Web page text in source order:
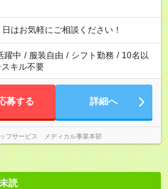
お気軽にご相談ください！
躍中 / 服装自由 / シフト勤務 / 10名以
キル不要
募する 詳細へ
フサービス メディカル事業本部
未読